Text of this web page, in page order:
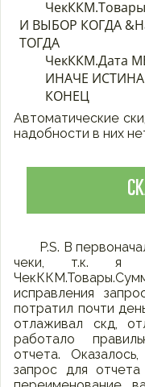
И ВЫБОР КОГДА
ТОГДА
	КОНЕЦ
Автоматические
надобности в них
P.S. В
чеки, т.к. я
исправления
потратил почти
отлаживал скд,
работало
отчета.
запрос для